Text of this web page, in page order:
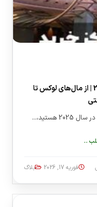
بهترین مراکز خرید عمان 2025 | از مال‌های لوکس تا
هستید،...
..
فوریه 17, 2026 بلاگ